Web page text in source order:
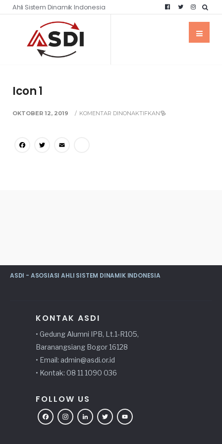
Ahli Sistem Dinamik Indonesia
Icon 1
OKTOBER 12, 2019 / KOMENTAR DINONAKTIFKAN
Facebook
Twitter
ASDI - ASOSIASI AHLI SISTEM DINAMIK INDONESIA
KONTAK ASDI
• Gedung Alumni IPB, Lt.1-R105,
Baranangsiang Bogor 16128
• Email: admin@asdi.or.id
• Kontak: 08 11 1090 036
FOLLOW US
Facebook
Instagram
LinkedIn
Twitter